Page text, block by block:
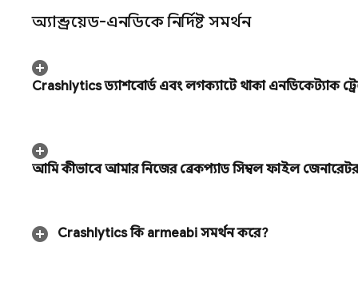
অ্যান্ড্রয়েড-এনডিকে নির্দিষ্ট সমর্থন
Crashlyticsড্যাশবোর্ড এবং লগক্যাটে থাকা এনডিকে স্ট্যাক
আমি কীভাবে আমার নিজের ব্রেকপ্যাড সিম্বল ফাইল
Crashlyticsকি armeabi সমর্থন করে?